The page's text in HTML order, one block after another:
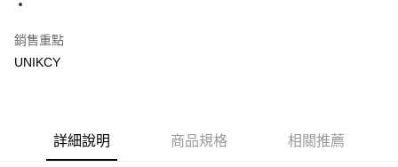
7-11取貨付款［需3-5個工作天不含預購商品］
銷售重點
UNIKCY
詳細說明 商品規格 相關推薦